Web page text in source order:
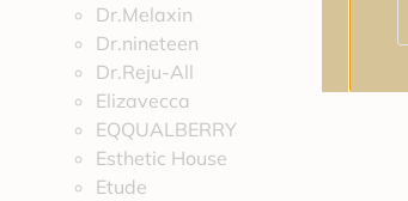
Dr.Melaxin
Dr.nineteen
Dr.Reju-All
Elizavecca
EQQUALBERRY
Esthetic House
Etude